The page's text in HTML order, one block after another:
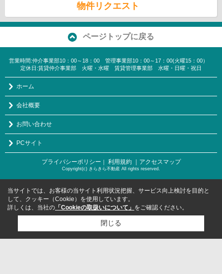
物件リクエスト
ページトップに戻る
営業時間:仲介事業部10：00～18：00 管理事業部10：00～17：00(火曜15：00）
定休日:賃貸仲介事業部 火曜・水曜 賃貸管理事業部 水曜・日曜・祝日
ホーム
会社概要
お問い合わせ
PCサイト
プライバシーポリシー ｜ 利用規約 ｜アクセスマップ
Copyright(c) きらきら不動産 All rights reserved.
当サイトでは、お客様の当サイト利用状況把握、サービス向上検討を目的と
して、クッキー（Cookie）を使用しています。
詳しくは、当社の 「Cookieの取扱いについて」 をご確認ください。
閉じる